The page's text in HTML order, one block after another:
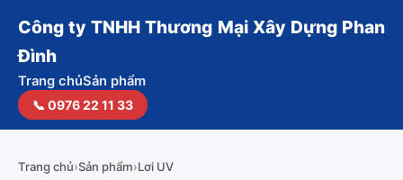
Công ty TNHH Thương Mại Xây Dựng Phan
Đình
Trang chủSản phẩm
📞 0976 22 11 33
Trang chủ›Sản phẩm›Lơi UV